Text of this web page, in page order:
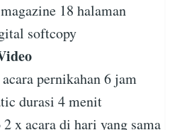
18 halaman
softcopy
pernikahan 6 jam
durasi 4 menit
x acara di hari yang sama